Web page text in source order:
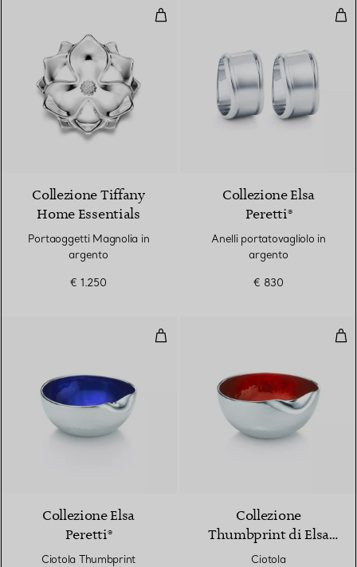
Portaoggetti Magnolia in
Collezione Tiffany
Home Essentials
Portaoggetti Magnolia in
argento
€ 1.250
Collezione Elsa
Peretti®
Anelli portatovagliolo in
argento
€ 830
Ciotola Thumbprint
Collezione Elsa
Peretti®
Ciotola Thumbprint
Collezione
Thumbprint di Elsa
Peretti®
Ciotola